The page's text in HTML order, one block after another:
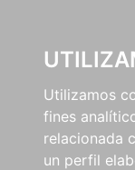
Utilizamos
fines
relacionada
un perfil